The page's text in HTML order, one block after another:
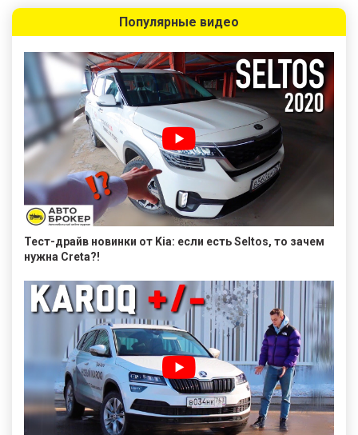
Популярные видео
Тест-драйв новинки от Kia: если есть Seltos, то зачем
нужна Creta?!